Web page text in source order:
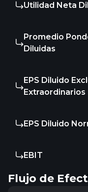
Utilidad Neta
Promedio
Diluidas
EPS Diluido
Extraordinarios
EPS Diluido
EBIT
Flujo de